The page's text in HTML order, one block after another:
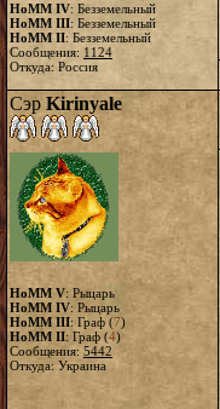
HoMM IV: Безземельный
HoMM III: Безземельный
HoMM II: Безземельный
Сообщения: 1124
Откуда: Россия
Сэр Kirinyale
HoMM V: Рыцарь
HoMM IV: Рыцарь
HoMM III: Граф (7)
HoMM II: Граф (4)
Сообщения: 5442
Откуда: Украина